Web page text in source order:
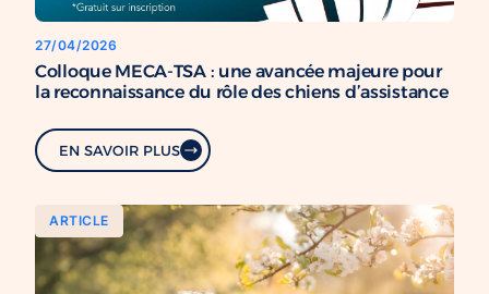
27/04/2026
Colloque MECA-TSA : une avancée majeure pour
la reconnaissance du rôle des chiens d’assistance
EN SAVOIR PLUS
ARTICLE